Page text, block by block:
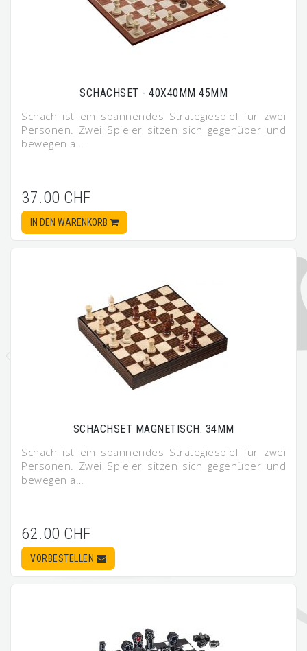
SCHACHSET - 40X40MM 45MM
Schach ist ein spannendes Strategiespiel für zwei
Personen. Zwei Spieler sitzen sich gegenüber und
bewegen a…
37.00 CHF
IN DEN WARENKORB
SCHACHSET MAGNETISCH: 34MM
Schach ist ein spannendes Strategiespiel für zwei
Personen. Zwei Spieler sitzen sich gegenüber und
bewegen a…
62.00 CHF
VORBESTELLEN